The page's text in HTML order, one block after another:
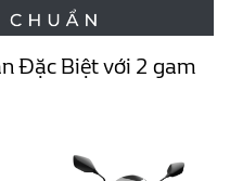
Đặc Biệt với 2 gam